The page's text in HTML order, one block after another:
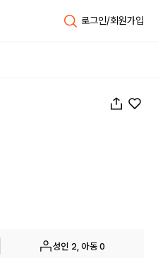
로그인/회원가입
성인 2, 아동 0